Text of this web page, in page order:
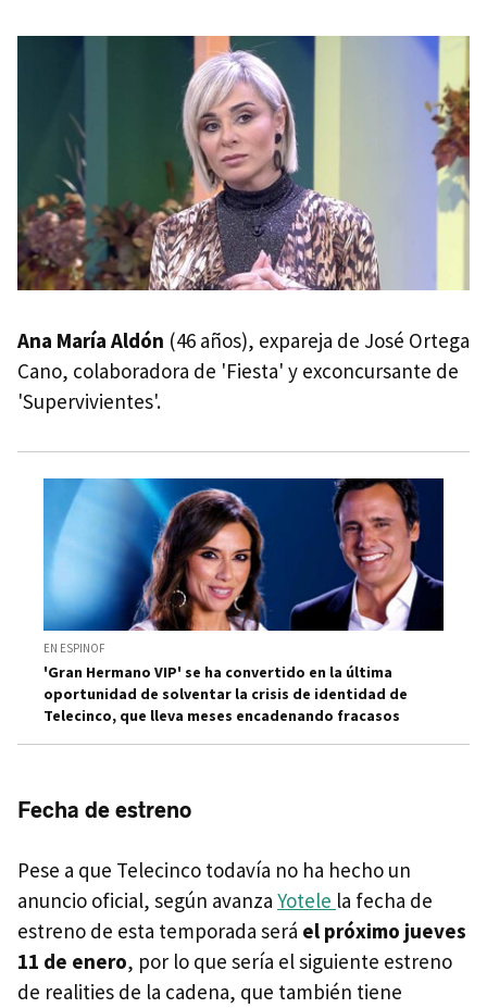
Ana María Aldón (46 años), expareja de José Ortega
Cano, colaboradora de 'Fiesta' y exconcursante de
'Supervivientes'.
EN ESPINOF
'Gran Hermano VIP' se ha convertido en la última
oportunidad de solventar la crisis de identidad de
Telecinco, que lleva meses encadenando fracasos
Fecha de estreno
Pese a que Telecinco todavía no ha hecho un
anuncio oficial, según avanza Yotele la fecha de
estreno de esta temporada será el próximo jueves
11 de enero, por lo que sería el siguiente estreno
de realities de la cadena, que también tiene